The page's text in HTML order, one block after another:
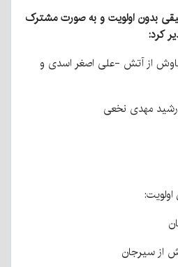
بدون اولویت و به صورت مشترک
کرد:
از آتش -علی اصغر اسدی و
مهدی نخعی
از سیرجان